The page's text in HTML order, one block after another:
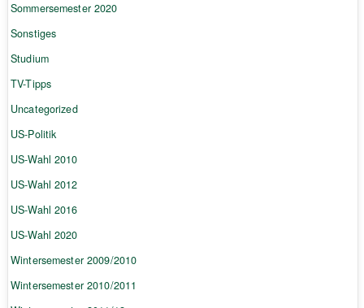
Sommersemester 2020
Sonstiges
Studium
TV-Tipps
Uncategorized
US-Politik
US-Wahl 2010
US-Wahl 2012
US-Wahl 2016
US-Wahl 2020
Wintersemester 2009/2010
Wintersemester 2010/2011